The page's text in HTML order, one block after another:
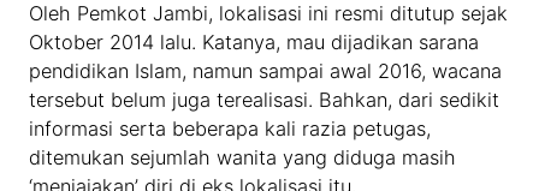
Oleh Pemkot Jambi, lokalisasi ini resmi ditutup sejak
Oktober 2014 lalu. Katanya, mau dijadikan sarana
pendidikan Islam, namun sampai awal 2016, wacana
tersebut belum juga terealisasi. Bahkan, dari sedikit
informasi serta beberapa kali razia petugas,
ditemukan sejumlah wanita yang diduga masih